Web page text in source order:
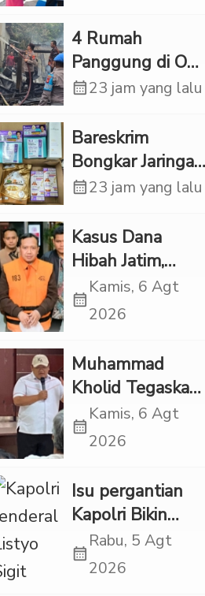
Kapolres Tapsel
‎4 Rumah
Panggung di OKI
Ludes Terbakar,
Rp1 Miliar
calendar_month23 jam yang lalu
Bareskrim
Bongkar Jaringan
Etomidate dari
Pelaku Ditangkap
calendar_month23 jam yang lalu
Kasus Dana
Hibah Jatim,
Siliwangi: Partai
Punya Tanggung
calendar_month
Kamis, 6 Agt
2026
Muhammad
Kholid Tegaskan
Propaganda
LGBT Harus
Minta Negara
Melindungi
Korban
calendar_month
Kamis, 6 Agt
2026
Isu pergantian
Kapolri Bikin
Panas, JMP Puji
Respons Jenderal
calendar_month
Rabu, 5 Agt
2026